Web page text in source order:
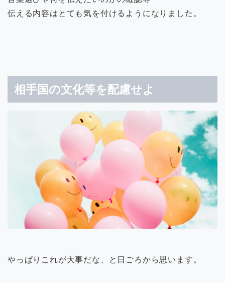
伝える内容はとても気を付けるようになりました。
相手国の文化等を配慮せよ
やっぱりこれが大事だな、と日ごろから思います。